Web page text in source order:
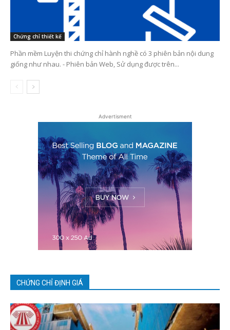
Chứng chỉ thiết kế
Phần mềm Luyện thi chứng chỉ hành nghề có 3 phiên bản nội dung
giống như nhau. - Phiên bản Web, Sử dụng được trên...
Advertisment
CHỨNG CHỈ ĐỊNH GIÁ